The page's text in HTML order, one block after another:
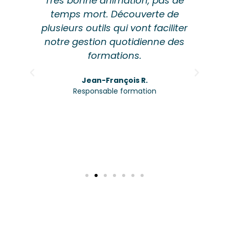
temps mort. Découverte de
plusieurs outils qui vont faciliter
notre gestion quotidienne des
formations.
Jean-François R.
Responsable formation